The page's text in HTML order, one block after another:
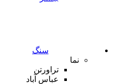
سنگ
نما
تراورتن
عباس آباد